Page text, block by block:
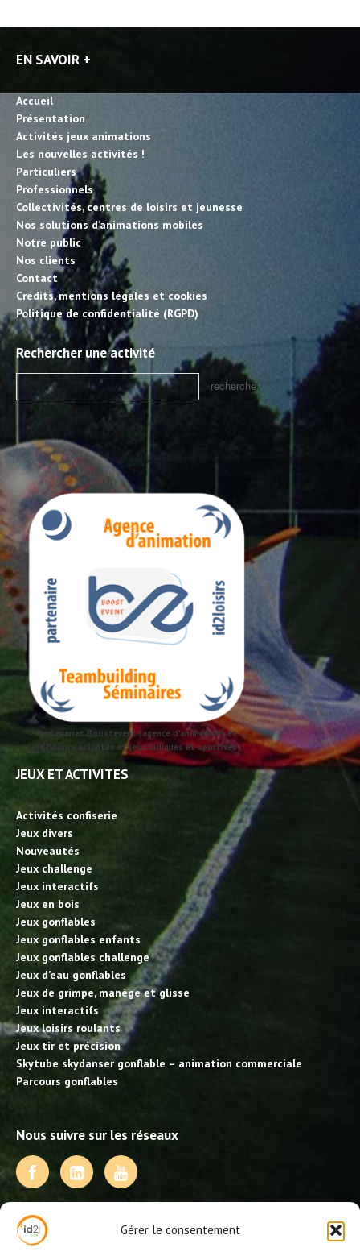
Gérer le consentement
EN SAVOIR +
Accueil
Présentation
Activités jeux animations
Les nouvelles activités !
Particuliers
Professionnels
Collectivités, centres de loisirs et jeunesse
Nos solutions d’animations mobiles
Notre public
Nos clients
Contact
Crédits, mentions légales et cookies
Politique de confidentialité (RGPD)
Rechercher une activité
Partenariat Boostevent (agence d'animation) et
id2loisirs activités et jeux ludiques et sportives
JEUX ET ACTIVITES
Activités confiserie
Jeux divers
Nouveautés
Jeux challenge
Jeux interactifs
Jeux en bois
Jeux gonflables
Jeux gonflables enfants
Jeux gonflables challenge
Jeux d’eau gonflables
Jeux de grimpe, manège et glisse
Jeux interactifs
Jeux loisirs roulants
Jeux tir et précision
Skytube skydanser gonflable – animation commerciale
Parcours gonflables
Nous suivre sur les réseaux
NOS PRESTATIONS
Activités, jeux et animations BDE